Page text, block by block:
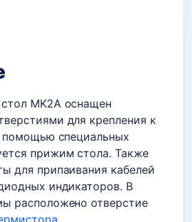
MK2A оснащен
для крепления к
помощью специальных
прижим стола. Также
для припаивания кабелей
индикаторов. В
расположено отверстие
.